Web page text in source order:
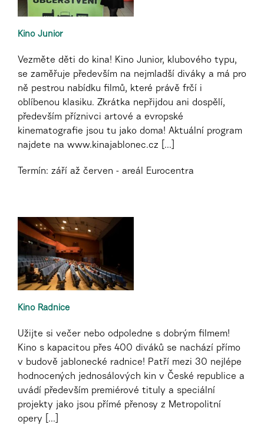
Kino Junior
Vezměte děti do kina! Kino Junior, klubového typu,
se zaměřuje především na nejmladší diváky a má pro
ně pestrou nabídku filmů, které právě frčí i
oblíbenou klasiku. Zkrátka nepřijdou ani dospělí,
především příznivci artové a evropské
kinematografie jsou tu jako doma! Aktuální program
najdete na www.kinajablonec.cz [...]
Termín: září až červen - areál Eurocentra
Kino Radnice
Užijte si večer nebo odpoledne s dobrým filmem!
Kino s kapacitou přes 400 diváků se nachází přímo
v budově jablonecké radnice! Patří mezi 30 nejlépe
hodnocených jednosálových kin v České republice a
uvádí především premiérové tituly a speciální
projekty jako jsou přímé přenosy z Metropolitní
opery [...]